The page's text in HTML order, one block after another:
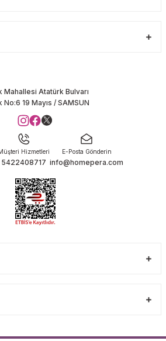
Mahallesi Atatürk Bulvarı
No:6 19 Mayıs / SAMSUN
Hizmetleri
5422408717
E-Posta Gönderin
info@homepera.com